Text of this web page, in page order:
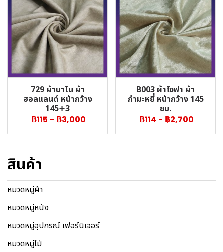
729 ผ้านาโน ผ้า
ฮอลแลนด์ หน้ากว้าง
145±3
฿115 - ฿3,000
B003 ผ้าโซฟา ผ้า
กำมะหยี่ หน้ากว้าง 145
ซม.
฿114 - ฿2,700
สินค้า
หมวดหมู่ผ้า
หมวดหมู่หนัง
หมวดหมู่อุปกรณ์ เฟอร์นิเจอร์
หมวดหมู่ไม้